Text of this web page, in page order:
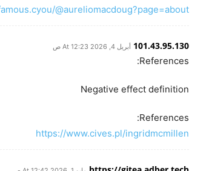
@aureliomacdoug?page=about
101.43.95.130 أبريل 4, 2026 At 12:23 ص
References:
Negative effect definition
References:
https://www.cives.pl/ingridmcmillen